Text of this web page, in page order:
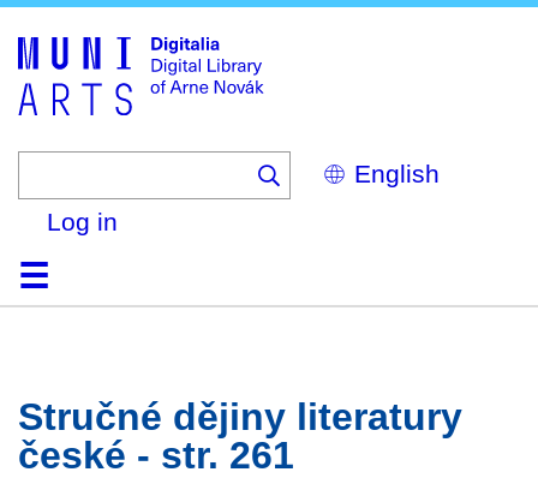
Select
your
Log in
HomeBrowse
Search
About
HelpContactDigitalia
Stručné dějiny literatury
české - str. 261